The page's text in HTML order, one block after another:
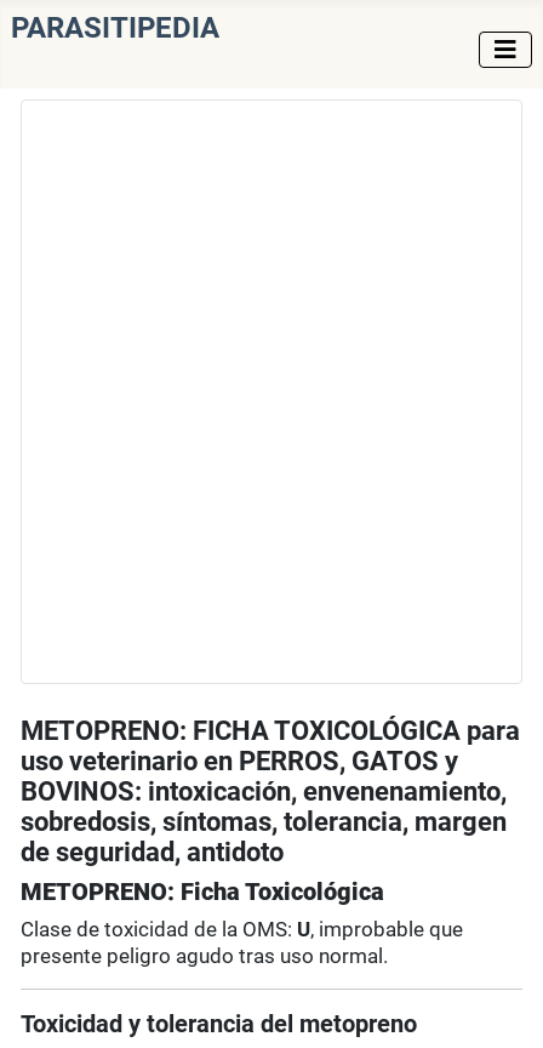
PARASITIPEDIA
METOPRENO: FICHA TOXICOLÓGICA para
uso veterinario en PERROS, GATOS y
BOVINOS: intoxicación, envenenamiento,
sobredosis, síntomas, tolerancia, margen
de seguridad, antidoto
METOPRENO: Ficha Toxicológica
Clase de toxicidad de la OMS: U, improbable que
presente peligro agudo tras uso normal.
Toxicidad y tolerancia del metopreno